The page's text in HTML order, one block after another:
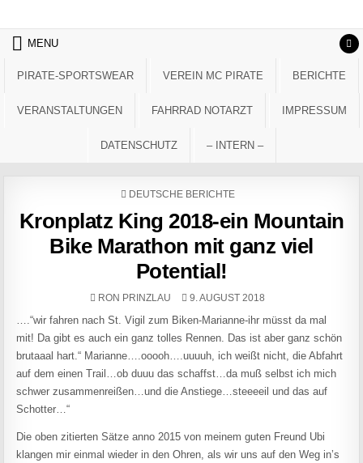
MENU
PIRATE-SPORTSWEAR VEREIN MC PIRATE BERICHTE
VERANSTALTUNGEN FAHRRAD NOTARZT IMPRESSUM
DATENSCHUTZ – INTERN –
POSTED IN
DEUTSCHE BERICHTE
Kronplatz King 2018-ein Mountain
Bike Marathon mit ganz viel
Potential!
AUTHOR:
RON PRINZLAU PUBLISHED DATE:
9. AUGUST 2018
….“wir fahren nach St. Vigil zum Biken-Marianne-ihr müsst da mal
mit! Da gibt es auch ein ganz tolles Rennen. Das ist aber ganz schön
brutaaal hart.“ Marianne….ooooh….uuuuh, ich weißt nicht, die Abfahrt
auf dem einen Trail…ob duuu das schaffst…da muß selbst ich mich
schwer zusammenreißen…und die Anstiege…steeeeil und das auf
Schotter…“
Die oben zitierten Sätze anno 2015 von meinem guten Freund Ubi
klangen mir einmal wieder in den Ohren, als wir uns auf den Weg in’s